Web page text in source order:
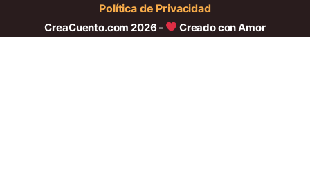
Política de Privacidad
CreaCuento.com 2026 - Creado con Amor